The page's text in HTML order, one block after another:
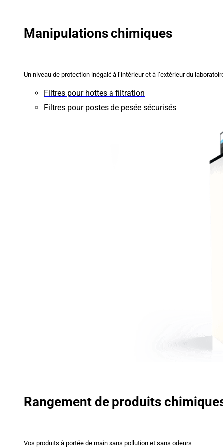
Manipulations chimiques
Un niveau de protection inégalé à l’intérieur et à l’extérieur du
Filtres pour hottes à filtration
Filtres pour postes de pesée sécurisés
Rangement de produits
Vos produits à portée de main sans pollution et sans odeurs